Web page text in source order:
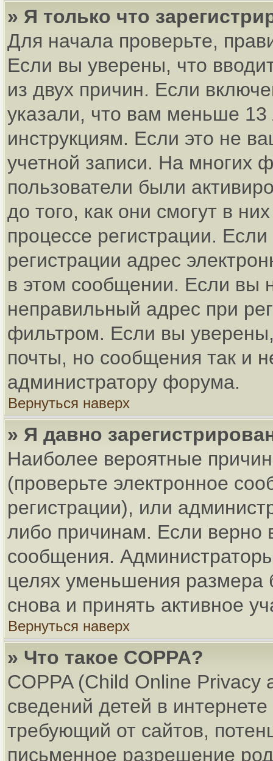
» Я только что
Для начала проверьте,
Если вы уверены, что
из двух причин. Если
указали, что вам меньше
инструкциям. Если это не
учетной записи. На многих
пользователи были
до того, как они смогут в
процессе регистрации.
регистрации адрес
в этом сообщении. Если вы
неправильный адрес при
фильтром. Если вы
почты, но сообщения так и
администратору форума.
Вернуться наверх
» Я давно
Наиболее вероятные
(проверьте электронное
регистрации), или
либо причинам. Если верно
сообщения.
целях уменьшения размера
снова и принять активное
Вернуться наверх
» Что такое COPPA?
COPPA (Child Online
сведений детей в
требующий от сайтов,
письменное разрешение